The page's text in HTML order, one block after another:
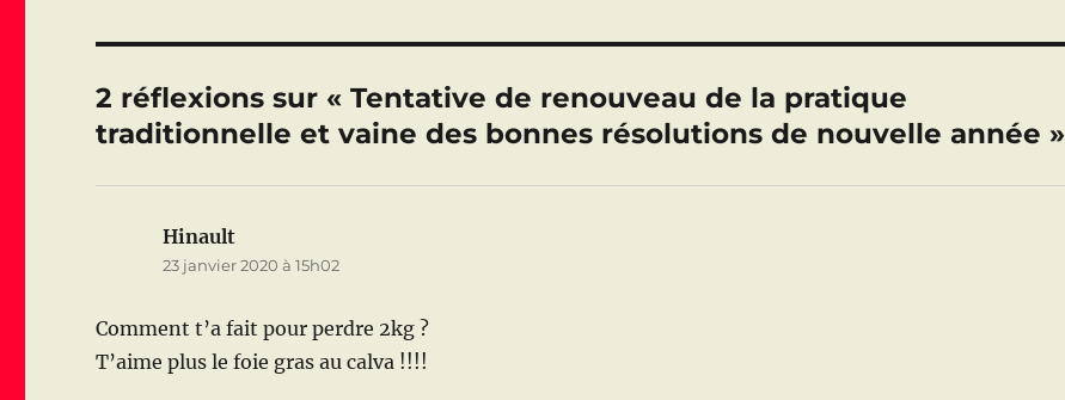
b
o
k
r
d
n
A
p
g g
er
2 réflexions sur « Tentative de renouveau de la pratique
traditionnelle et vaine des bonnes résolutions de nouvelle année »
Hinault
23 janvier 2020 à 15h02
Comment t’a fait pour perdre 2kg ?
T’aime plus le foie gras au calva !!!!